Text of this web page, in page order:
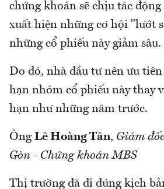
chứng khoán sẽ chịu tác
xuất hiện những cơ hội "lướt
những cổ phiếu này giảm sâu.
Do đó, nhà đầu tư nên ưu
hạn nhóm cổ phiếu này thay
hạn như những năm trước.
Ông Lê Hoàng Tân, Giám
Gòn - Chứng khoán MBS
Thị trường đã đi đúng kịch